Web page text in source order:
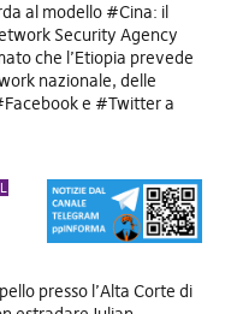
al modello #Cina: il
Security Agency
che l’Etiopia prevede
nazionale, delle
e #Twitter a
presso l’Alta Corte di